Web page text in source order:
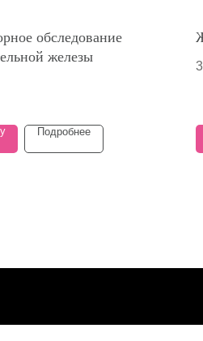
обследование
железы
Подробнее